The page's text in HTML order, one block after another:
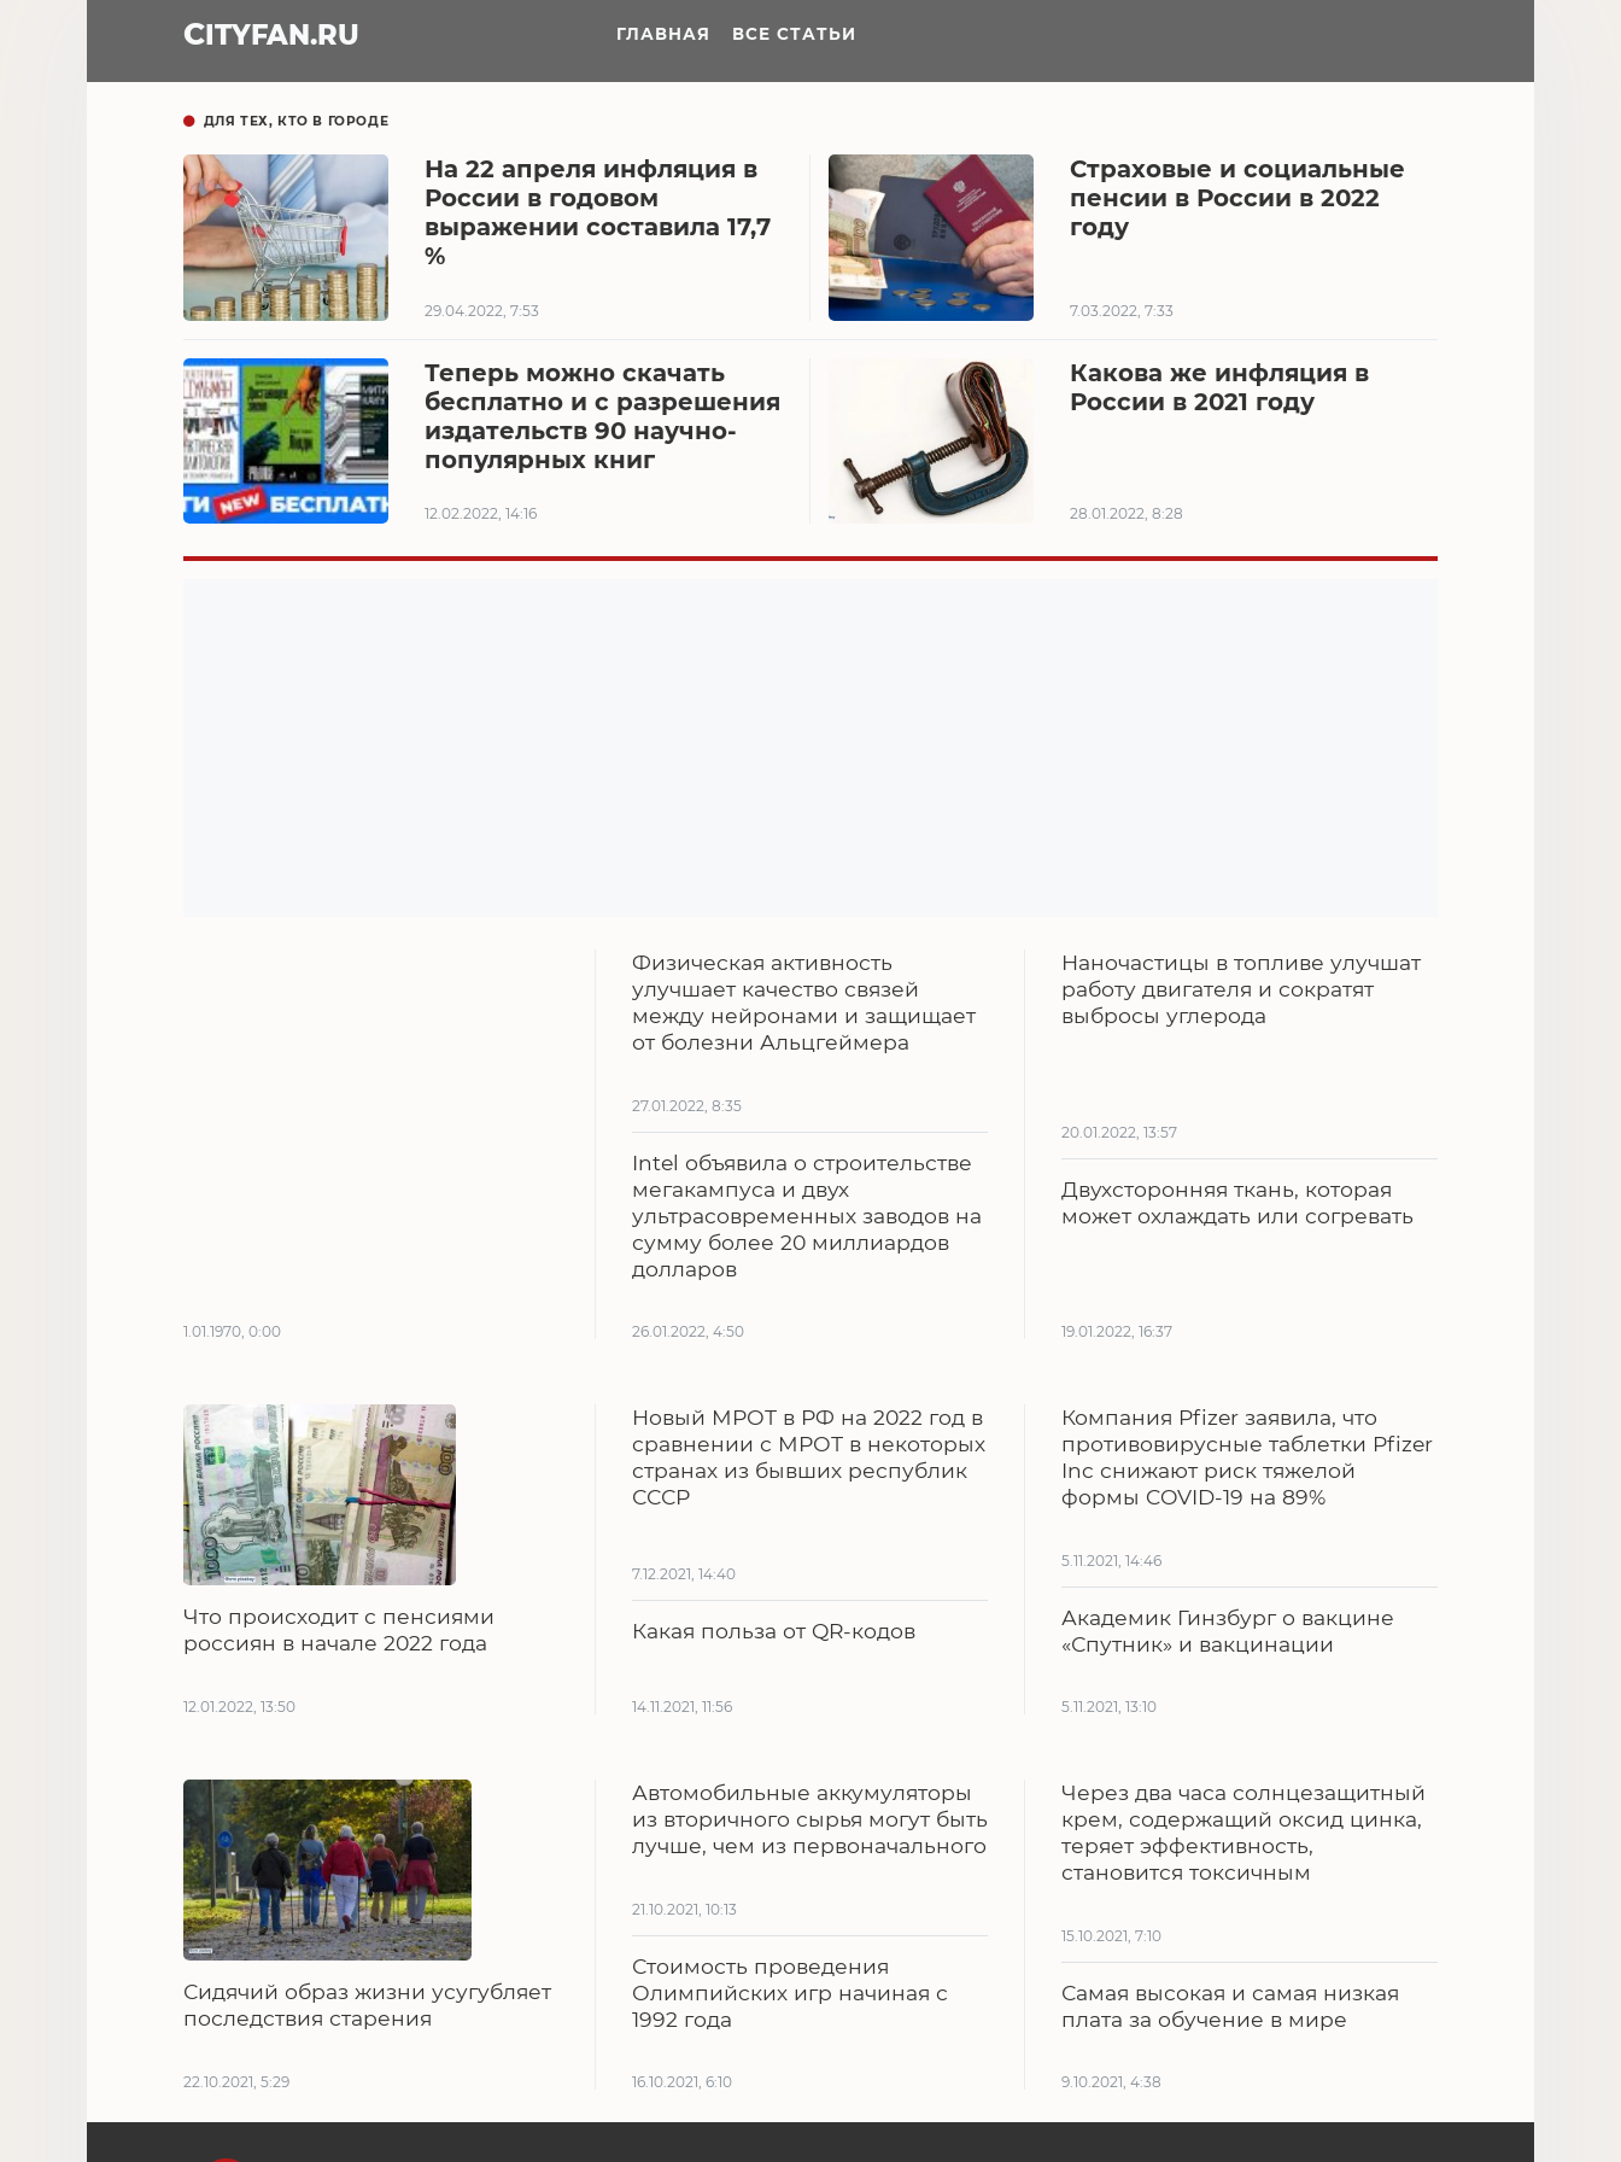
CITYFAN.RU ГЛАВНАЯ ВСЕ СТАТЬИ
ДЛЯ ТЕХ, КТО В ГОРОДЕ
На 22 апреля инфляция в
России в годовом
выражении составила 17,7
%
29.04.2022, 7:53
Страховые и социальные
пенсии в России в 2022
году
7.03.2022, 7:33
Теперь можно скачать
бесплатно и с разрешения
издательств 90 научно-
популярных книг
12.02.2022, 14:16
Какова же инфляция в
России в 2021 году
28.01.2022, 8:28
1.01.1970, 0:00
Физическая активность
улучшает качество связей
между нейронами и защищает
от болезни Альцгеймера
27.01.2022, 8:35
Intel объявила о строительстве
мегакампуса и двух
ультрасовременных заводов на
сумму более 20 миллиардов
долларов
26.01.2022, 4:50
Наночастицы в топливе улучшат
работу двигателя и сократят
выбросы углерода
20.01.2022, 13:57
Двухсторонняя ткань, которая
может охлаждать или согревать
19.01.2022, 16:37
Что происходит с пенсиями
россиян в начале 2022 года
12.01.2022, 13:50
Новый МРОТ в РФ на 2022 год в
сравнении с МРОТ в некоторых
странах из бывших республик
СССР
7.12.2021, 14:40
Какая польза от QR-кодов
14.11.2021, 11:56
Компания Pfizer заявила, что
противовирусные таблетки Pfizer
Inc снижают риск тяжелой
формы COVID-19 на 89%
5.11.2021, 14:46
Академик Гинзбург о вакцине
«Спутник» и вакцинации
5.11.2021, 13:10
Сидячий образ жизни усугубляет
последствия старения
22.10.2021, 5:29
Автомобильные аккумуляторы
из вторичного сырья могут быть
лучше, чем из первоначального
21.10.2021, 10:13
Стоимость проведения
Олимпийских игр начиная с
1992 года
16.10.2021, 6:10
Через два часа солнцезащитный
крем, содержащий оксид цинка,
теряет эффективность,
становится токсичным
15.10.2021, 7:10
Самая высокая и самая низкая
плата за обучение в мире
9.10.2021, 4:38